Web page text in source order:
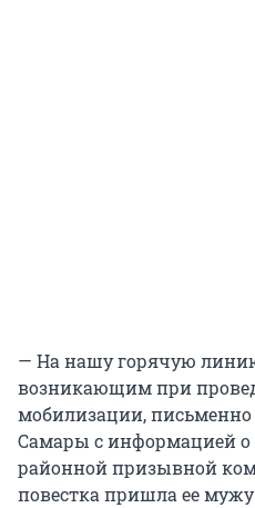
— На нашу горячую
возникающим при
мобилизации,
Самары с информацией о
районной призывной
повестка пришла ее